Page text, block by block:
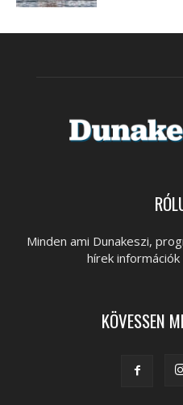
Minden ami Dunakeszi,
hírek információk
KÖVESSEN